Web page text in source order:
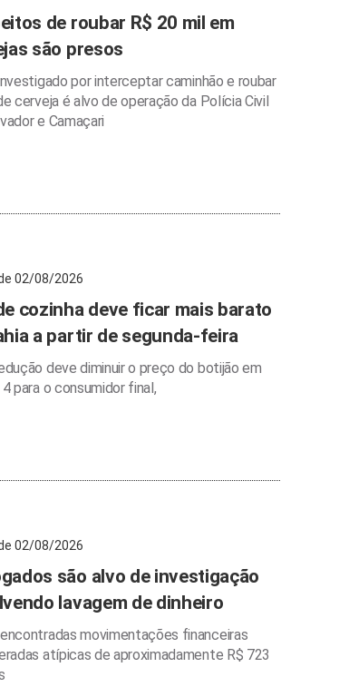
de roubar R$ 20 mil em
são presos
por interceptar caminhão e roubar
cerveja é alvo de operação da Polícia Civil
e Camaçari
02/08/2026
cozinha deve ficar mais barato
a partir de segunda-feira
deve diminuir o preço do botijão em
para o consumidor final,
02/08/2026
são alvo de investigação
lavagem de dinheiro
movimentações financeiras
atípicas de aproximadamente R$ 723